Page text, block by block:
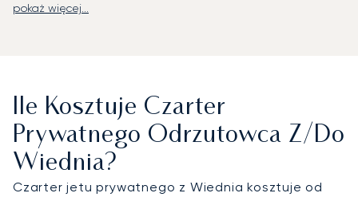
LunaJets organizuje prywatne loty na
szoferem do centrum zajmuje zazwyczaj 20–30
minut. Dla podróżnych udających się do
podmiejskich posiadłości lub ośrodków
wypoczynkowych dostępne są opcjonalne
transfery helikopterem.
pokaż więcej...
Ile Kosztuje Czarter
Prywatnego Odrzutowca Z/do
Wiednia?
Czarter jetu prywatnego z Wiednia kosztuje od